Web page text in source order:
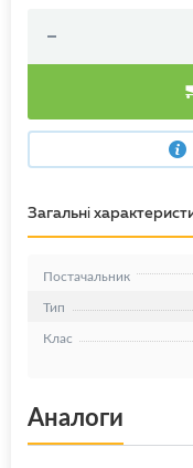
Загальні
Постачальник
Тип
Клас
Аналоги